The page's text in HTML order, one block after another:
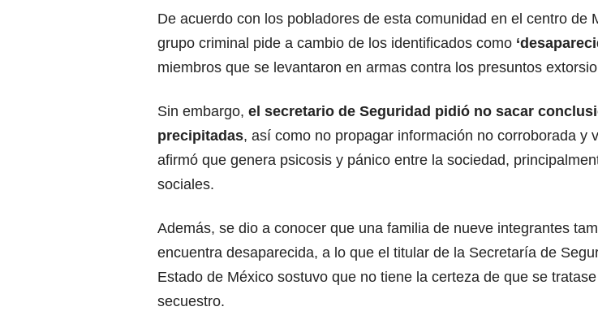
De acuerdo con los pobladores de esta comunidad en el centro de
grupo criminal pide a cambio de los identificados como
miembros que se levantaron en armas contra los presuntos
Sin embargo, el secretario de Seguridad pidió no sacar
precipitadas, así como no propagar información no corroborada y
afirmó que genera psicosis y pánico entre la sociedad,
sociales.
Además, se dio a conocer que una familia de nueve integrantes
encuentra desaparecida, a lo que el titular de la Secretaría de
Estado de México sostuvo que no tiene la certeza de que se
secuestro.